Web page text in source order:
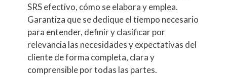
SRS efectivo, cómo se elabora y emplea.
Garantiza que se dedique el tiempo necesario
para entender, definir y clasificar por
relevancia las necesidades y expectativas del
cliente de forma completa, clara y
comprensible por todas las partes.